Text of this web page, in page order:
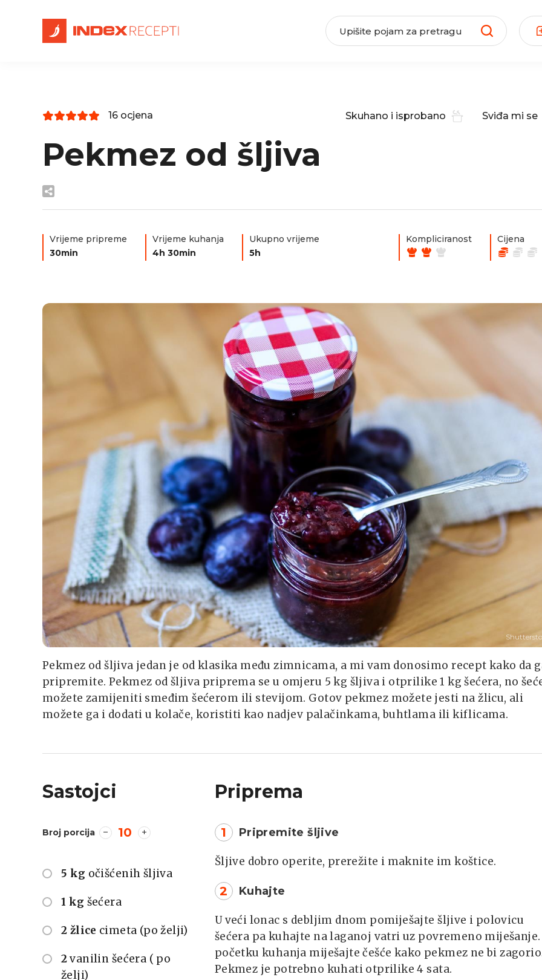
16 ocjena Skuhano i isprobano Sviđa mi se
Pekmez od šljiva
Vrijeme pripreme
30min
Vrijeme kuhanja
4h 30min
Ukupno vrijeme
5h
Kompliciranost Cijena
Pekmez od šljiva jedan je od klasika među zimnicama, a mi vam donosimo recept kako da
pripremite. Pekmez od šljiva priprema se u omjeru 5 kg šljiva i otprilike 1 kg šećera, no
možete zamijeniti smeđim šećerom ili stevijom. Gotov pekmez možete jesti na žlicu, ali
možete ga i dodati u kolače, koristiti kao nadjev palačinkama, buhtlama ili kiflicama.
Sastojci
Broj porcija 10
5 kg očišćenih šljiva
1 kg šećera
2 žlice cimeta (po želji)
2 vanilin šećera ( po
želji)
Priprema
1 Pripremite šljive
Šljive dobro operite, prerežite i maknite im koštice.
2 Kuhajte
U veći lonac s debljim dnom pomiješajte šljive i polovicu
šećera pa kuhajte na laganoj vatri uz povremeno miješanje.
početku kuhanja miješajte češće kako pekmez ne bi
Pekmez je potrebno kuhati otprilike 4 sata.